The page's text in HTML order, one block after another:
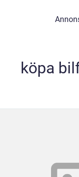
köpa